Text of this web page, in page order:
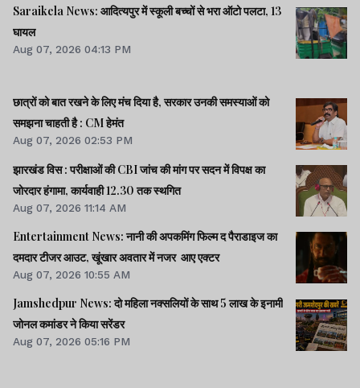
Saraikela News: आदित्यपुर में स्कूली बच्चों से भरा ऑटो पलटा, 13
घायल
Aug 07, 2026 04:13 PM
छात्रों को बात रखने के लिए मंच दिया है, सरकार उनकी समस्याओं को
समझना चाहती है : CM हेमंत
Aug 07, 2026 02:53 PM
झारखंड विस : परीक्षाओं की CBI जांच की मांग पर सदन में विपक्ष का
जोरदार हंगामा, कार्यवाही 12.30 तक स्थगित
Aug 07, 2026 11:14 AM
Entertainment News: नानी की अपकमिंग फिल्म द पैराडाइज का
दमदार टीजर आउट, खूंखार अवतार में नजर आए एक्टर
Aug 07, 2026 10:55 AM
Jamshedpur News: दो महिला नक्सलियों के साथ 5 लाख के इनामी
जोनल कमांडर ने किया सरेंडर
Aug 07, 2026 05:16 PM